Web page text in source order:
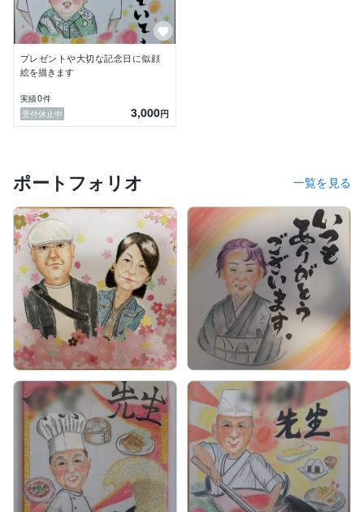
プレゼントや大切な記念日に似顔
絵を描きます
実績0件
受付休止中
3,000円
ポートフォリオ 一覧を見る